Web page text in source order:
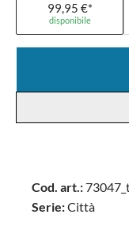
99,95 €*
disponibile
Cod. art.:
Serie:Città